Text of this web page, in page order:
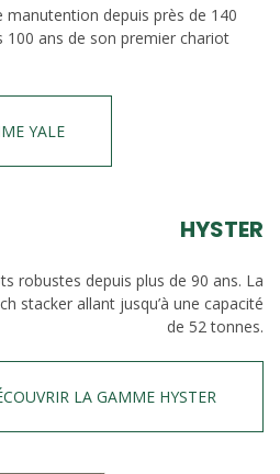
manutention depuis près de 140
100 ans de son premier chariot
YALE
HYSTER
robustes depuis plus de 90 ans. La
stacker allant jusqu’à une capacité
de 52 tonnes.
LA GAMME HYSTER